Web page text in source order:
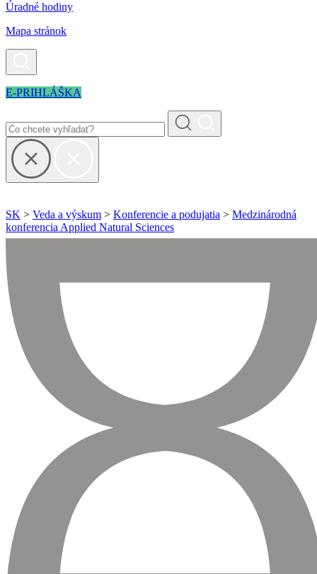
Úradné hodiny
Mapa stránok
E-PRIHLÁŠKA
SK > Veda a výskum > Konferencie a podujatia > Medzinárodná
konferencia Applied Natural Sciences